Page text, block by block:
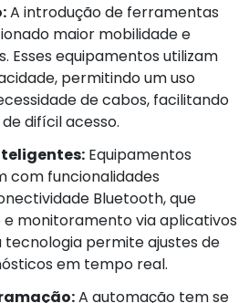
A introdução de ferramentas
maior mobilidade e
Esses equipamentos utilizam
permitindo um uso
de cabos, facilitando
difícil acesso.
Equipamentos
com funcionalidades
Bluetooth, que
monitoramento via aplicativos
tecnologia permite ajustes de
em tempo real.
A automação tem se